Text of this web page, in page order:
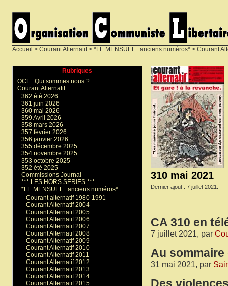
Accueil > Courant Alternatif> *LE MENSUEL : anciens numéros* > Courant
310 mai 2021
Dernier ajout : 7 juillet 2021.
CA 310 en
7 juillet 2021, par
Au sommaire
31 mai 2021, par
Rubriques
OCL : Qui sommes nous ?
Courant Alternatif
362 été 2026
361 juin 2026
360 mai 2026
359 Avril 2026
358 mars 2026
357 février 2026
356 janvier 2026
355 décembre 2025
354 novembre 2025
353 octobre 2025
352 été 2025
Commissions Journal
*** LES HORS SERIES ***
*LE MENSUEL : anciens numéros*
Courant alternatif 1980-1991
Courant Alternatif 2004
Courant Alternatif 2005
Courant Alternatif 2006
Courant Alternatif 2007
Courant Alternatif 2008
Courant Alternatif 2009
Courant Alternatif 2010
Courant Alternatif 2011
Courant Alternatif 2012
Courant Alternatif 2013
Courant Alternatif 2014
Courant Alternatif 2015